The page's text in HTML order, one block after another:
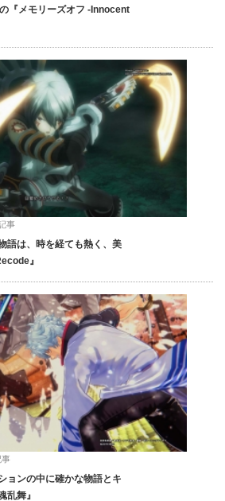
『メモリーズオフ -Innocent
事
語は、時を経ても熱く、美
』
事
ョンの中に確かな物語とキ
乱舞』